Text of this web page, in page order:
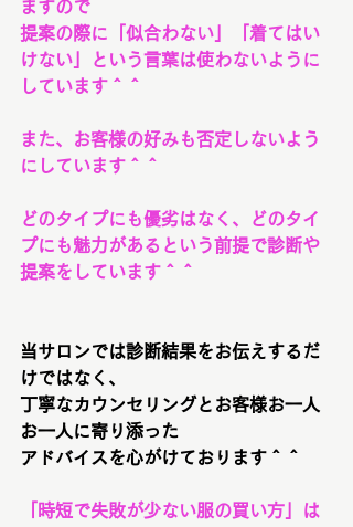
ますので
提案の際に「似合わない」「着てはい
けない」という言葉は使わないように
しています＾＾
また、お客様の好みも否定しないよう
にしています＾＾
どのタイプにも優劣はなく、どのタイ
プにも魅力があるという前提で診断や
提案をしています＾＾
当サロンでは診断結果をお伝えするだ
けではなく、
丁寧なカウンセリングとお客様お一人
お一人に寄り添った
アドバイスを心がけております＾＾
「時短で失敗が少ない服の買い方」は